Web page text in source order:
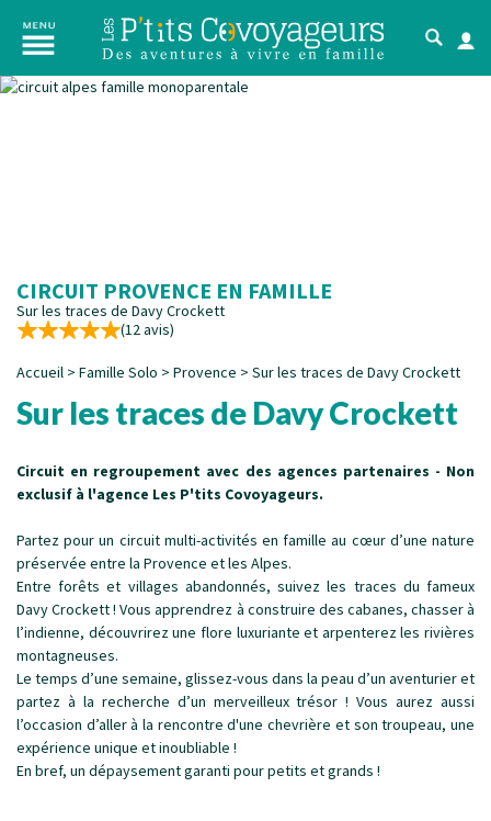
CIRCUIT PROVENCE EN FAMILLE
Sur les traces de Davy Crockett
(12 avis)
Accueil > Famille Solo > Provence > Sur les traces de Davy Crockett
Sur les traces de Davy Crockett
Circuit en regroupement avec des agences partenaires - Non
exclusif à l'agence Les P'tits Covoyageurs.
Partez pour un circuit multi-activités en famille au cœur d’une nature
préservée entre la Provence et les Alpes.
Entre forêts et villages abandonnés, suivez les traces du fameux
Davy Crockett ! Vous apprendrez à construire des cabanes, chasser à
l’indienne, découvrirez une flore luxuriante et arpenterez les rivières
montagneuses.
Le temps d’une semaine, glissez-vous dans la peau d’un aventurier et
partez à la recherche d’un merveilleux trésor ! Vous aurez aussi
l’occasion d’aller à la rencontre d'une chevrière et son troupeau, une
expérience unique et inoubliable !
En bref, un dépaysement garanti pour petits et grands !